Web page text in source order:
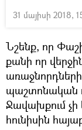
31 մայիսի 2018,
Նշենք, որ
քանի որ
պաշտոնական
Ջավախքում չի
հունիսին